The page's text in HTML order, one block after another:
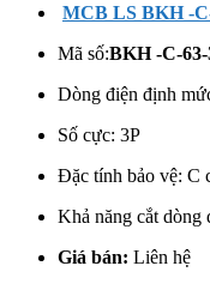
MCB LS BKH -
Mã số:BKH -C-63-
Dòng điện định
Số cực: 3P
Đặc tính bảo vệ: C
Khả năng cắt dòng
Giá bán: Liên hệ